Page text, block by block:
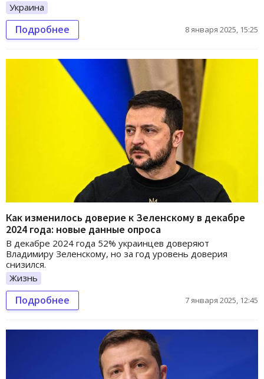
Украина
Подробнее 8 января 2025, 15:25
Как изменилось доверие к Зеленскому в декабре
2024 года: новые данные опроса
В декабре 2024 года 52% украинцев доверяют
Владимиру Зеленскому, но за год уровень доверия
снизился.
Жизнь
Подробнее 7 января 2025, 12:45